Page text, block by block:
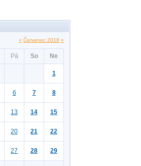
« Červenec 2018 »
Pá So Ne
1
6 7 8
13 14 15
20 21 22
27 28 29